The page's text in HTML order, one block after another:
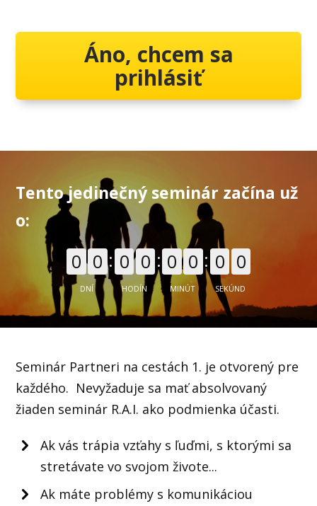
Áno, chcem sa
prihlásiť
Tento jedinečný seminár začína už
o:
0 0
DNÍ
0 0
HODÍN
0 0
MINÚT
0 0
SEKÚND
Seminár Partneri na cestách 1. je otvorený pre
každého. Nevyžaduje sa mať absolvovaný
žiaden seminár R.A.I. ako podmienka účasti.
Ak vás trápia vzťahy s ľuďmi, s ktorými sa
stretávate vo svojom živote...
Ak máte problémy s komunikáciou